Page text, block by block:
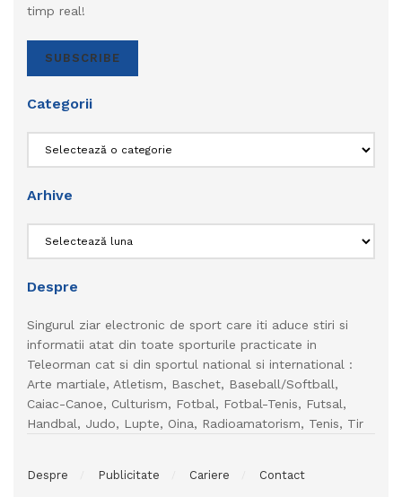
timp real!
SUBSCRIBE
Categorii
Arhive
Despre
Singurul ziar electronic de sport care iti aduce stiri si
informatii atat din toate sporturile practicate in
Teleorman cat si din sportul national si international :
Arte martiale, Atletism, Baschet, Baseball/Softball,
Caiac-Canoe, Culturism, Fotbal, Fotbal-Tenis, Futsal,
Handbal, Judo, Lupte, Oina, Radioamatorism, Tenis, Tir
Despre Publicitate Cariere Contact